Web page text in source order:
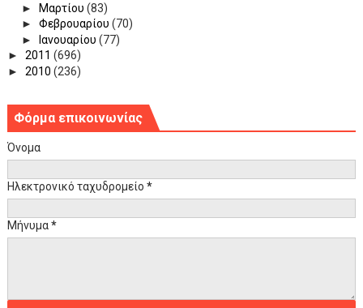
►
Μαρτίου (83)
► Φεβρουαρίου (70)
►
Ιανουαρίου (77)
► 2011 (696)
► 2010 (236)
Φόρμα επικοινωνίας
Όνομα
Ηλεκτρονικό ταχυδρομείο *
Μήνυμα*